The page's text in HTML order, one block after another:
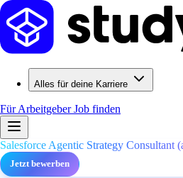
Alles für deine Karriere
Für ArbeitgeberJob finden
Salesforce Agentic Strategy Consultant
Jetzt bewerben